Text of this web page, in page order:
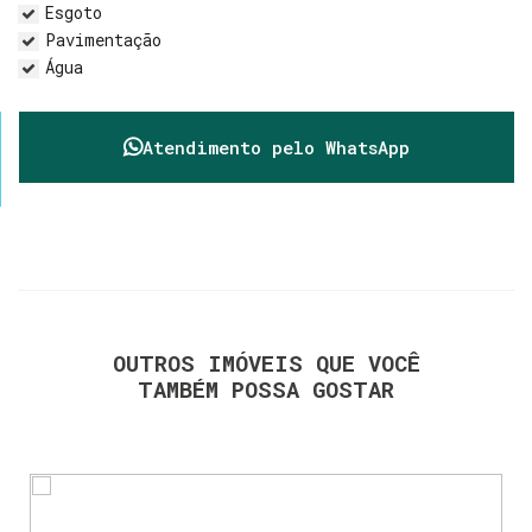
Esgoto
Pavimentação
Água
Atendimento pelo WhatsApp
OUTROS IMÓVEIS QUE VOCÊ
TAMBÉM POSSA GOSTAR